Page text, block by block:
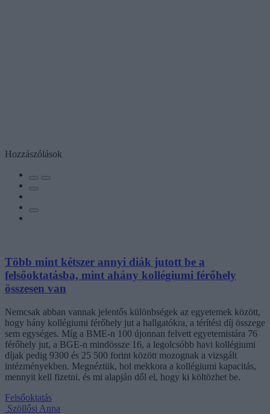
Hozzászólások
Több mint kétszer annyi diák jutott be a
felsőoktatásba, mint ahány kollégiumi férőhely
összesen van
Nemcsak abban vannak jelentős különbségek az egyetemek között,
hogy hány kollégiumi férőhely jut a hallgatókra, a térítési díj összege
sem egységes. Míg a BME-n 100 újonnan felvett egyetemistára 76
férőhely jut, a BGE-n mindössze 16, a legolcsóbb havi kollégiumi
díjak pedig 9300 és 25 500 forint között mozognak a vizsgált
intézményekben. Megnéztük, hol mekkora a kollégiumi kapacitás,
mennyit kell fizetni, és mi alapján dől el, hogy ki költözhet be.
Felsőoktatás
Szöllősi Anna